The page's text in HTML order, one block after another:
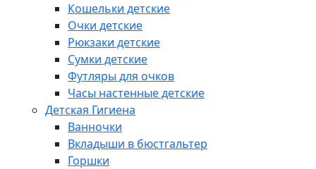
Кошельки детские
Очки детские
Рюкзаки детские
Сумки детские
Футляры для очков
Часы настенные детские
Детская Гигиена
Ванночки
Вкладыши в бюстгальтер
Горшки